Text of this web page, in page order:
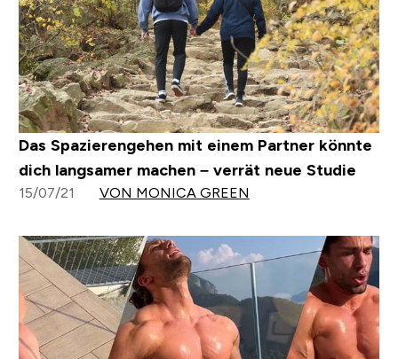
Das Spazierengehen mit einem Partner könnte
dich langsamer machen – verrät neue Studie
15/07/21 VON MONICA GREEN